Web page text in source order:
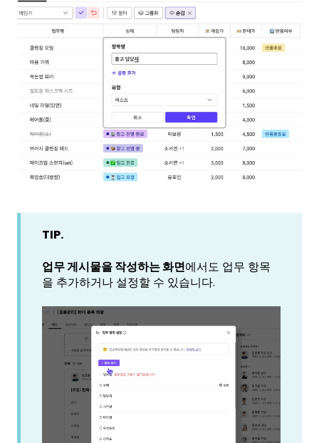
TIP.
업무 게시물을 작성하는 화면에서도 업무 항목
을 추가하거나 설정할 수 있습니다.